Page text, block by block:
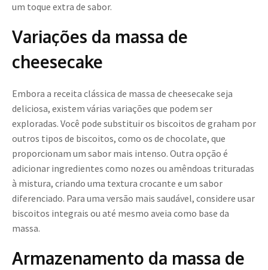
um toque extra de sabor.
Variações da massa de
cheesecake
Embora a receita clássica de massa de cheesecake seja
deliciosa, existem várias variações que podem ser
exploradas. Você pode substituir os biscoitos de graham por
outros tipos de biscoitos, como os de chocolate, que
proporcionam um sabor mais intenso. Outra opção é
adicionar ingredientes como nozes ou amêndoas trituradas
à mistura, criando uma textura crocante e um sabor
diferenciado. Para uma versão mais saudável, considere usar
biscoitos integrais ou até mesmo aveia como base da
massa.
Armazenamento da massa de